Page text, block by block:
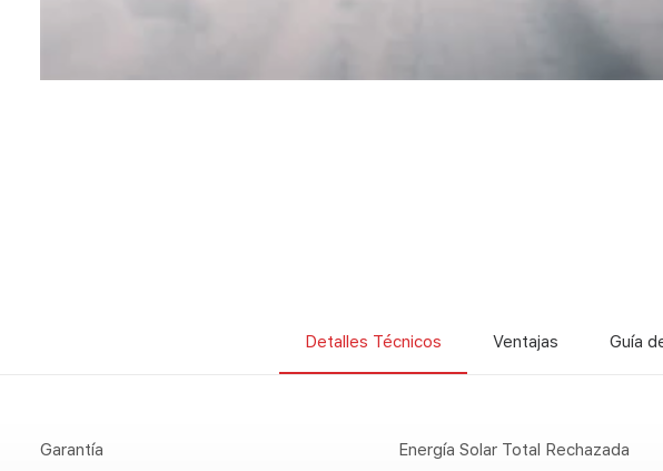
Detalles Técnicos Ventajas Guía
Garantía Energía Solar Total Rechazada